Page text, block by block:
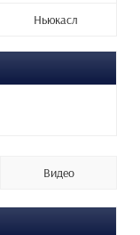
Ньюкасл
Видео